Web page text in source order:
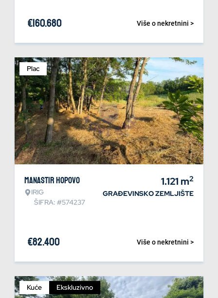
Više o nekretnini >
€160.680
Plac
Manastir Hopovo
IRIG
ŠIFRA: #574237
1.121 m2
GRAĐEVINSKO ZEMLJIŠTE
Više o nekretnini >
€82.400
Kuće Ekskluzivno